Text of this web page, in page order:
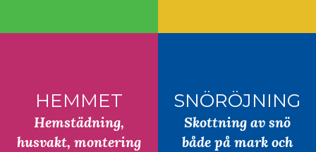
HEMMET
Hemstädning,
husvakt, montering
SNÖRÖJNING
Skottning av snö
både på mark och